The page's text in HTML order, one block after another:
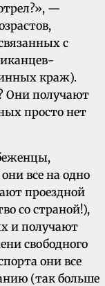
—
с
краж).
Они получают
просто нет
все на одно
проездной
со страной!),
и получают
свободного
они все
(так больше